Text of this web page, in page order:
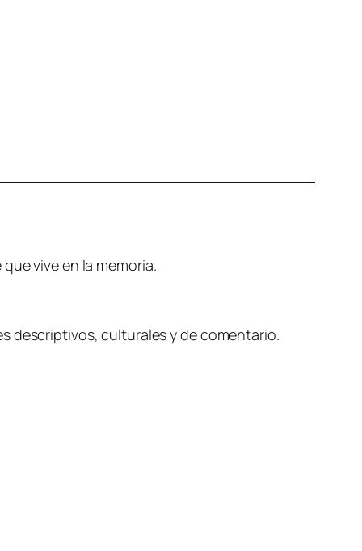
vive en la memoria.
descriptivos, culturales y de comentario.